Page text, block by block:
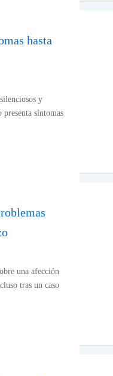
hasta
y
síntomas
una afección
tras un caso